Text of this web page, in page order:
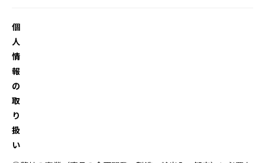
個
人
情
報
の
取
り
扱
い